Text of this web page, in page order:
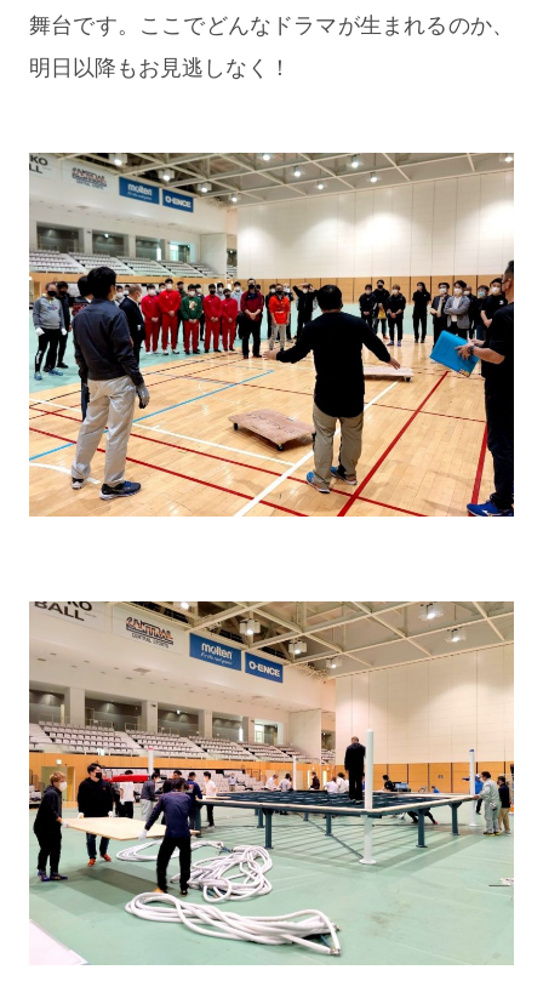
舞台です。ここでどんなドラマが生まれるのか、
明日以降もお見逃しなく！